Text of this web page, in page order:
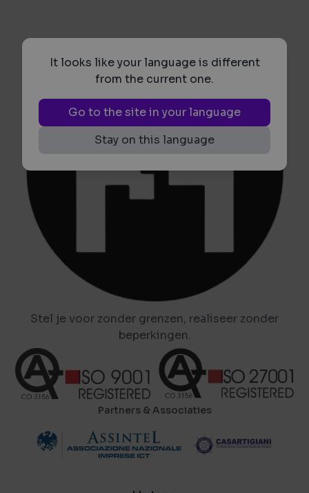
It looks like your language is different
from the current one.
Go to the site in your language
Stay on this language
Stel je voor zonder grenzen, realiseer zonder
beperkingen.
Partners & Associaties